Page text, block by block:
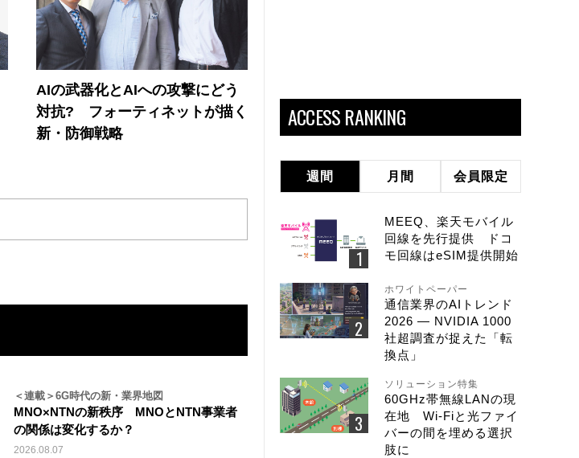
AIの武器化とAIへの攻撃にどう
対抗? フォーティネットが描く
新・防御戦略
＜連載＞6G時代の新・業界地図
MNO×NTNの新秩序 MNOとNTN事業者
の関係は変化するか？
2026.08.07
ACCESS RANKING
週間 月間 会員限定
MEEQ、楽天モバイル
回線を先行提供 ドコ
モ回線はeSIM提供開始
ホワイトペーパー
通信業界のAIトレンド
2026 ― NVIDIA 1000
社超調査が捉えた「転
換点」
ソリューション特集
60GHz帯無線LANの現
在地 Wi-Fiと光ファイ
バーの間を埋める選択
肢に